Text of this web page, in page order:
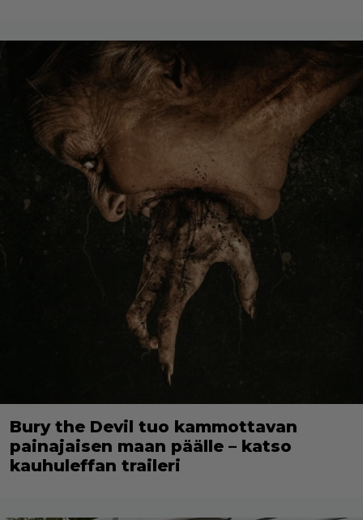
Bury the Devil tuo kammottavan
painajaisen maan päälle – katso
kauhuleffan traileri